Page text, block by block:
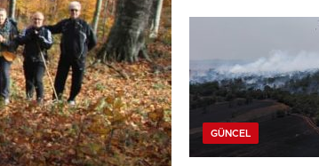
GÜNCEL